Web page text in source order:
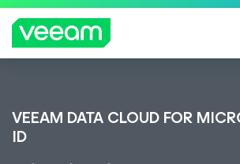
dall'aggiornamento dei
PER
VEEAM DATA CLOUDFOR
ID